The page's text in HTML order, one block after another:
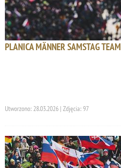
PLANICA MÄNNER SAMSTAG TEAM
Utworzono: 28.03.2026 | Zdjęcia: 97